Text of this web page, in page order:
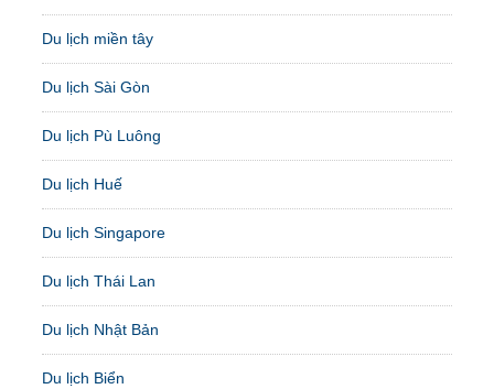
Du lịch miền tây
Du lịch Sài Gòn
Du lịch Pù Luông
Du lịch Huế
Du lịch Singapore
Du lịch Thái Lan
Du lịch Nhật Bản
Du lịch Biển